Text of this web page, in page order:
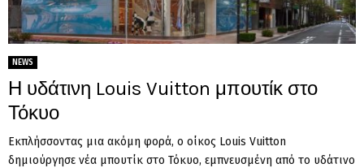
NEWS
Η υδάτινη Louis Vuitton μπουτίκ στο
Τόκυο
Εκπλήσσοντας μια ακόμη φορά, ο οίκος Louis Vuitton
δημιούργησε νέα μπουτίκ στο Τόκυο, εμπνευσμένη από το υδάτινο